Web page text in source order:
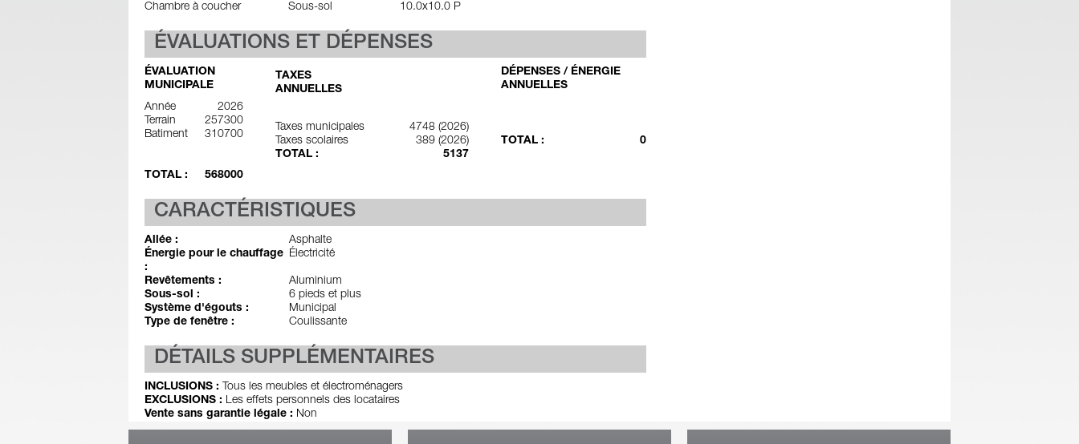
Chambre à coucher
Sous-sol 10.0x10.0 P
ÉVALUATIONS ET DÉPENSES
ÉVALUATION
MUNICIPALE
TAXES
ANNUELLES
DÉPENSES / ÉNERGIE
ANNUELLES
Année
2026
Terrain
257300
Batiment
310700
TOTAL : 568000
Taxes municipales
4748 (2026)
Taxes scolaires
389 (2026)
TOTAL :
5137
TOTAL : 0
CARACTÉRISTIQUES
Allée :
Asphalte
Énergie pour le chauffage
:
Électricité
Revêtements :
Aluminium
Sous-sol :
6 pieds et plus
Système d'égouts :
Municipal
Type de fenêtre :
Coulissante
DÉTAILS SUPPLÉMENTAIRES
INCLUSIONS : Tous les meubles et électroménagers
EXCLUSIONS : Les effets personnels des locataires
Vente sans garantie légale : Non